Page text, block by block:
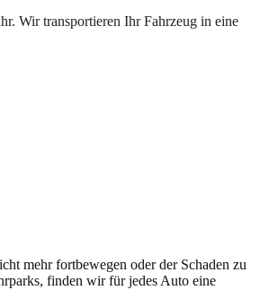
Wir transportieren Ihr Fahrzeug in eine
mehr fortbewegen oder der Schaden zu
finden wir für jedes Auto eine